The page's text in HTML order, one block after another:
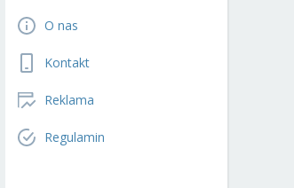
O nas
Kontakt
Reklama
Regulamin